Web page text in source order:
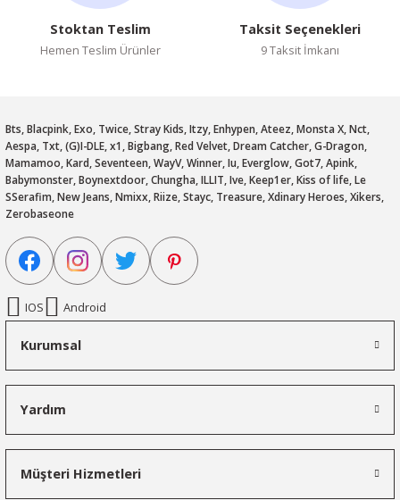
Stoktan Teslim
Hemen Teslim Ürünler
Taksit Seçenekleri
9 Taksit İmkanı
Bts, Blacpink, Exo, Twice, Stray Kids, Itzy, Enhypen, Ateez, Monsta X, Nct,
Aespa, Txt, (G)I-DLE, x1, Bigbang, Red Velvet, Dream Catcher, G-Dragon,
Mamamoo, Kard, Seventeen, WayV, Winner, Iu, Everglow, Got7, Apink,
Babymonster, Boynextdoor, Chungha, ILLIT, Ive, Keep1er, Kiss of life, Le
SSerafim, New Jeans, Nmixx, Riize, Stayc, Treasure, Xdinary Heroes, Xikers,
Zerobaseone
IOS Android
Kurumsal
Yardım
Müşteri Hizmetleri